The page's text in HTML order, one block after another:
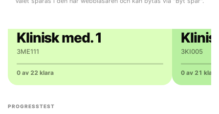
Klinisk med. 1
3ME111
0 av 22 klara
3KI005
0 av 21 klara
PROGRESSTEST